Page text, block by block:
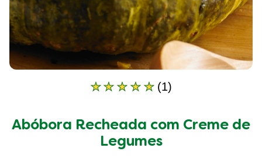
A
deste
Abóbora
(1)
Abóbora Recheada com Creme de
Legumes